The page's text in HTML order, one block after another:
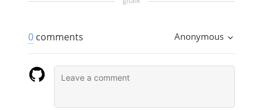
0 comments Anonymous